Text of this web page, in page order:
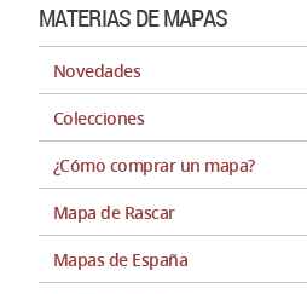
MATERIAS DE MAPAS
Novedades
Colecciones
¿Cómo comprar un mapa?
Mapa de Rascar
Mapas de España